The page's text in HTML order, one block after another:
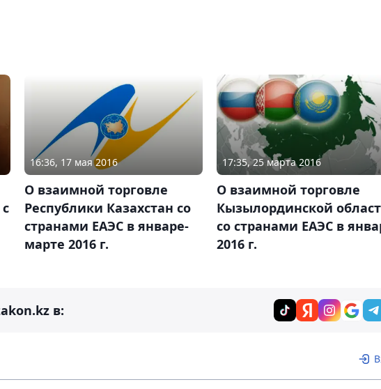
16:36, 17 мая 2016
О взаимной торговле
Республики Казахстан со
странами ЕАЭС в январе-
марте 2016 г.
17:35, 25 марта 2016
О взаимной торговле
Кызылординской
со странами ЕАЭС в
2016 г.
в: